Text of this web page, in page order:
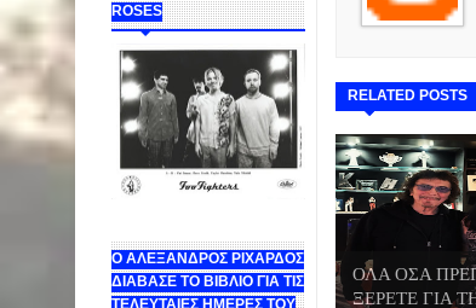
ROSES
Ο ΑΛΕΞΑΝΔΡΟΣ ΡΙΧΑΡΔΟΣ
ΔΙΑΒΑΣΕ ΤΟ ΒΙΒΛΙΟ ΓΙΑ ΤΙΣ
RELATED POSTS
ΟΛΑ ΟΣΑ
ΞΕΡΕΤΕ ΓΙΑ